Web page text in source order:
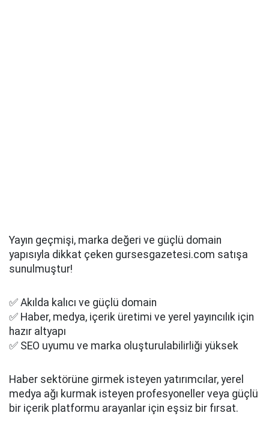
Yayın geçmişi, marka değeri ve güçlü domain
yapısıyla dikkat çeken gursesgazetesi.com satışa
sunulmuştur!
✅ Akılda kalıcı ve güçlü domain
✅ Haber, medya, içerik üretimi ve yerel yayıncılık için
hazır altyapı
✅ SEO uyumu ve marka oluşturulabilirliği yüksek
Haber sektörüne girmek isteyen yatırımcılar, yerel
medya ağı kurmak isteyen profesyoneller veya güçlü
bir içerik platformu arayanlar için eşsiz bir fırsat.